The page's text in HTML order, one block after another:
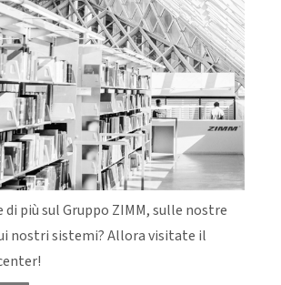
di più sul Gruppo ZIMM, sulle nostre
nostri sistemi? Allora visitate il